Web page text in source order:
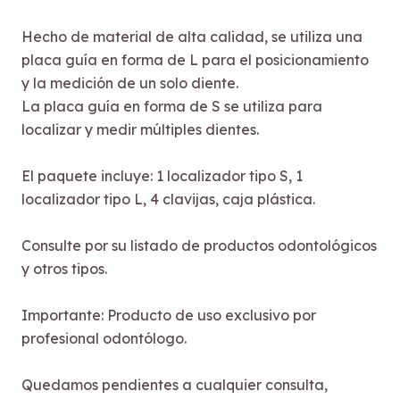
Hecho de material de alta calidad, se utiliza una
placa guía en forma de L para el posicionamiento
y la medición de un solo diente.
La placa guía en forma de S se utiliza para
localizar y medir múltiples dientes.
El paquete incluye: 1 localizador tipo S, 1
localizador tipo L, 4 clavijas, caja plástica.
Consulte por su listado de productos odontológicos
y otros tipos.
Importante: Producto de uso exclusivo por
profesional odontólogo.
Quedamos pendientes a cualquier consulta,